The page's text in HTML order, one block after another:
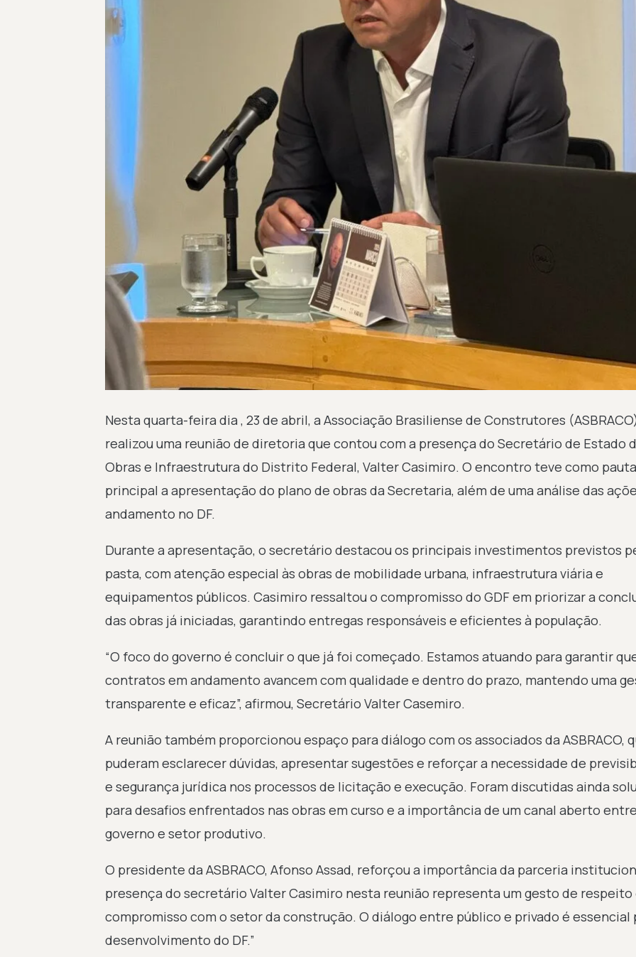
Nesta quarta-feira dia , 23 de abril, a Associação Brasiliense de Construtores
realizou uma reunião de diretoria que contou com a presença do Secretário de Estado
Obras e Infraestrutura do Distrito Federal, Valter Casimiro. O encontro teve como pauta
principal a apresentação do plano de obras da Secretaria, além de uma análise das
andamento no DF.
Durante a apresentação, o secretário destacou os principais investimentos previstos
pasta, com atenção especial às obras de mobilidade urbana, infraestrutura viária e
equipamentos públicos. Casimiro ressaltou o compromisso do GDF em priorizar a
das obras já iniciadas, garantindo entregas responsáveis e eficientes à população.
“O foco do governo é concluir o que já foi começado. Estamos atuando para garantir
contratos em andamento avancem com qualidade e dentro do prazo, mantendo uma
transparente e eficaz”, afirmou, Secretário Valter Casemiro.
A reunião também proporcionou espaço para diálogo com os associados da ASBRACO,
puderam esclarecer dúvidas, apresentar sugestões e reforçar a necessidade de
e segurança jurídica nos processos de licitação e execução. Foram discutidas ainda
para desafios enfrentados nas obras em curso e a importância de um canal aberto
governo e setor produtivo.
O presidente da ASBRACO, Afonso Assad, reforçou a importância da parceria
presença do secretário Valter Casimiro nesta reunião representa um gesto de respeito
compromisso com o setor da construção. O diálogo entre público e privado é essencial
desenvolvimento do DF.”